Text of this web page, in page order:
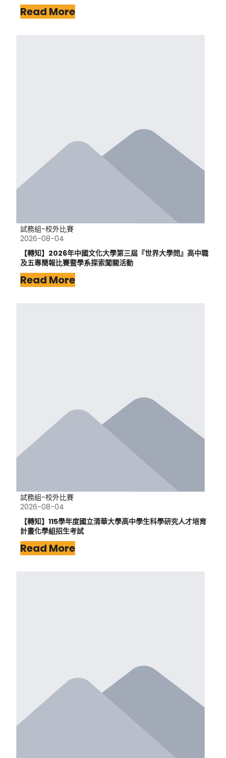
Read More
試務組-校外比賽
2026-08-04
【轉知】2026年中國文化大學第三屆『世界大學問』高中職
及五專簡報比賽暨學系探索闖關活動
Read More
試務組-校外比賽
2026-08-04
【轉知】115學年度國立清華大學高中學生科學研究人才培育
計畫化學組招生考試
Read More